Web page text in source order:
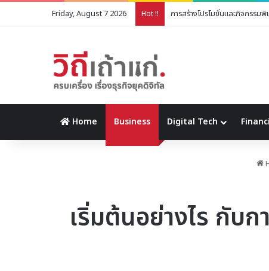
Friday, August 7 2026 Hot !! แจกสูตร ขนมปังกระเทียม ทำเอ
Home Business Digital Tech
เริ่มต้นอย่างไร กับ